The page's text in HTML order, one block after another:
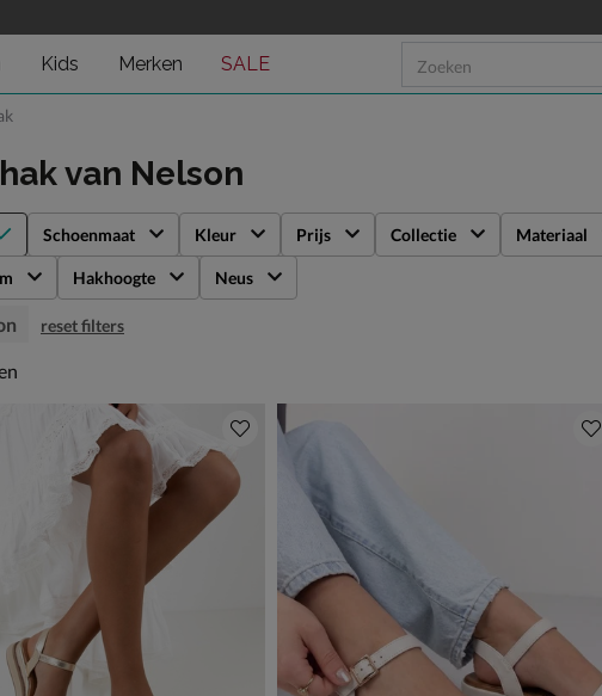
Kids Merken SALE
van Nelson
Schoenmaat Kleur Prijs Collectie Materiaal
Hakhoogte Neus
reset filters